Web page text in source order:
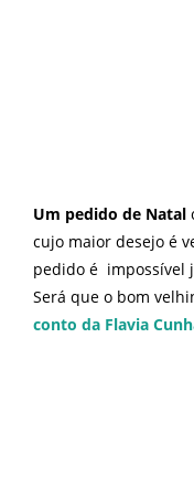
Um pedido de Natal
cujo maior desejo é
pedido é impossível
Será que o bom
conto da Flavia